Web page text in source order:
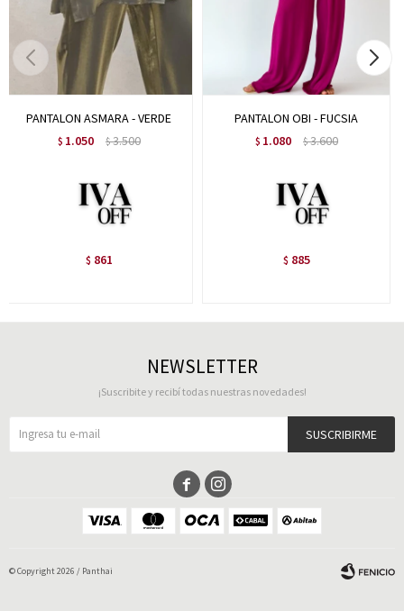
PANTALON ASMARA - VERDE
$ 1.050 $3.500
$ 861
PANTALON OBI - FUCSIA
$ 1.080 $3.600
$ 885
NEWSLETTER
¡Suscribite y recibí todas nuestras novedades!
SUSCRIBIRME
 
© Copyright 2026 / Panthai